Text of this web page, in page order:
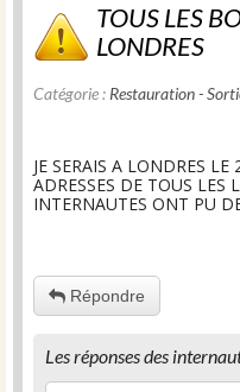
TOUS LES
LONDRES
Catégorie : Restauration -
JE SERAIS A LONDRES
ADRESSES DE TOUS LES
INTERNAUTES ONT PU
Répondre
Les réponses des